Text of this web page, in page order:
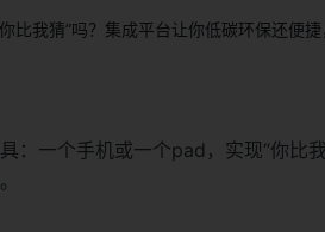
比我猜”吗？集成平台让你低碳环保还便捷
：一个手机或一个pad，实现“你比